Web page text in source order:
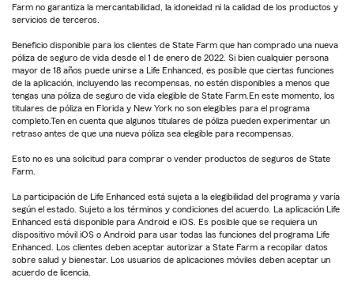
Farm no garantiza la mercantabilidad, la idoneidad ni la calidad de los productos y
servicios de terceros.
Beneficio disponible para los clientes de State Farm que han comprado una nueva
póliza de seguro de vida desde el 1 de enero de 2022. Si bien cualquier persona
mayor de 18 años puede unirse a Life Enhanced, es posible que ciertas funciones
de la aplicación, incluyendo las recompensas, no estén disponibles a menos que
tengas una póliza de seguro de vida elegible de State Farm.En este momento, los
titulares de póliza en Florida y New York no son elegibles para el programa
completo.Ten en cuenta que algunos titulares de póliza pueden experimentar un
retraso antes de que una nueva póliza sea elegible para recompensas.
Esto no es una solicitud para comprar o vender productos de seguros de State
Farm.
La participación de Life Enhanced está sujeta a la elegibilidad del programa y varía
según el estado. Sujeto a los términos y condiciones del acuerdo. La aplicación Life
Enhanced está disponible para Android e iOS. Es posible que se requiera un
dispositivo móvil iOS o Android para usar todas las funciones del programa Life
Enhanced. Los clientes deben aceptar autorizar a State Farm a recopilar datos
sobre salud y bienestar. Los usuarios de aplicaciones móviles deben aceptar un
acuerdo de licencia.